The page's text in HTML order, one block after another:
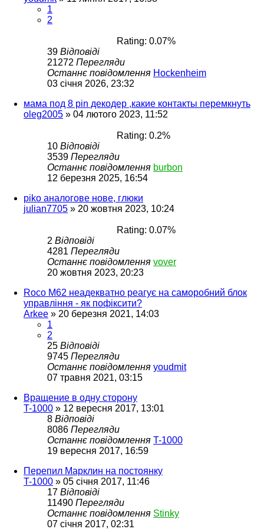
1
2
Rating: 0.07%
39 Відповіді
21272 Перегляди
Останнє повідомлення Hockenheim
03 січня 2026, 23:32
мама под 8 pin декодер ,какие контакты перемкнуть
oleg2005 » 04 лютого 2023, 11:52
Rating: 0.2%
10 Відповіді
3539 Перегляди
Останнє повідомлення burbon
12 березня 2025, 16:54
piko аналогове нове, глюки
julian7705 » 20 жовтня 2023, 10:24
Rating: 0.07%
2 Відповіді
4281 Перегляди
Останнє повідомлення vover
20 жовтня 2023, 20:23
Roco М62 неадекватно реагує на саморобний блок
управління - як пофіксити?
Arkee » 20 березня 2021, 14:03
1
2
25 Відповіді
9745 Перегляди
Останнє повідомлення youdmit
07 травня 2021, 03:15
Вращение в одну сторону
T-1000 » 12 вересня 2017, 13:01
8 Відповіді
8086 Перегляди
Останнє повідомлення T-1000
19 вересня 2017, 16:59
Перепил Марклин на постоянку
T-1000 » 05 січня 2017, 11:46
17 Відповіді
11490 Перегляди
Останнє повідомлення Stinky
07 січня 2017, 02:31